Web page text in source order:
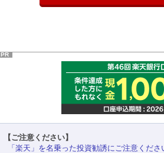
PR
【ご注意ください】
「楽天」を名乗った投資勧誘にご注意くださ